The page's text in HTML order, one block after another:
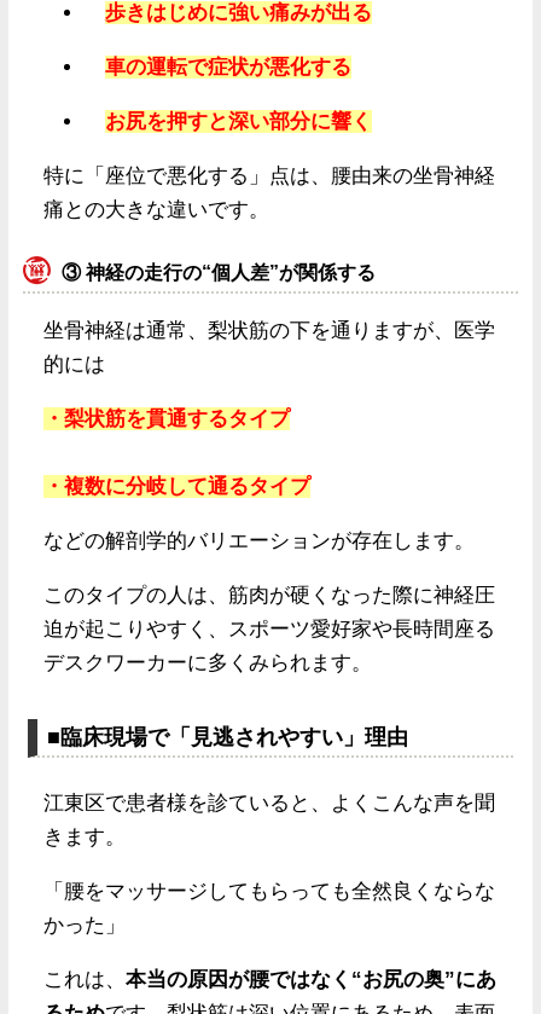
歩きはじめに強い痛みが出る
車の運転で症状が悪化する
お尻を押すと深い部分に響く
特に「座位で悪化する」点は、腰由来の坐骨神経
痛との大きな違いです。
③神経の走行の“個人差”が関係する
坐骨神経は通常、梨状筋の下を通りますが、医学
的には
・梨状筋を貫通するタイプ
・複数に分岐して通るタイプ
などの解剖学的バリエーションが存在します。
このタイプの人は、筋肉が硬くなった際に神経圧
迫が起こりやすく、スポーツ愛好家や長時間座る
デスクワーカーに多くみられます。
■臨床現場で「見逃されやすい」理由
江東区で患者様を診ていると、よくこんな声を聞
きます。
「腰をマッサージしてもらっても全然良くならな
かった」
これは、 本当の原因が腰ではなく“お尻の奥”にあ